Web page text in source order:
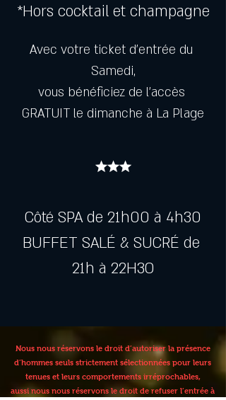
*Hors cocktail et champagne
Avec votre ticket d’entrée du
Samedi,
vous bénéficiez de l’accès
GRATUIT le dimanche à La Plage
★★★
Côté SPA de 21h00 à 4h30
BUFFET SALÉ & SUCRÉ de
21h à 22H3O
Nous nous réservons le droit d’autoriser la présence
d’hommes seuls strictement sélectionnées pour leurs
tenues et leurs comportements irréprochables,
aussi nous nous réservons le droit de refuser l’entrée à